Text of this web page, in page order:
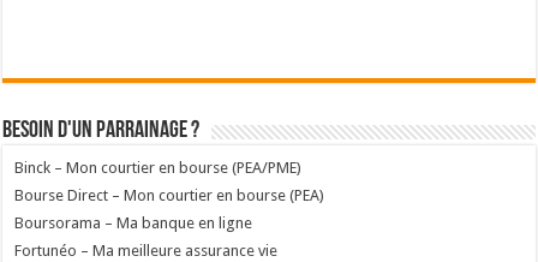
Besoin d'un parrainage ?
Binck – Mon courtier en bourse (PEA/PME)
Bourse Direct – Mon courtier en bourse (PEA)
Boursorama – Ma banque en ligne
Fortunéo – Ma meilleure assurance vie